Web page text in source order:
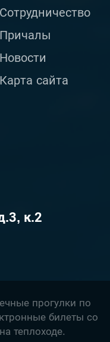
Сотрудничество
Причалы
Новости
Карта сайта
к.2
прогулки по
билеты со
теплоходе.